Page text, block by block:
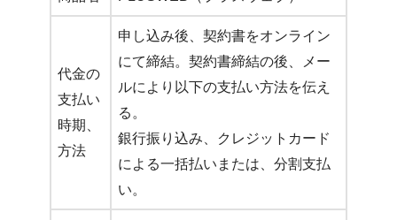
代金の
支払い
時期、
方法
申し込み後、契約書をオンライン
にて締結。契約書締結の後、メー
ルにより以下の支払い方法を伝え
る。
銀行振り込み、クレジットカード
による一括払いまたは、分割支払
い。